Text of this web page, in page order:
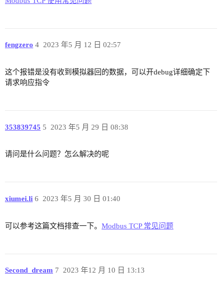
fengzero 2023 年5 月 12 日 02:57
4
这个报错是没有收到模拟器回的数据，可以开debug详细确定下
请求响应指令
353839745 2023 年5 月 29 日 08:38
5
请问是什么问题？怎么解决的呢
xiumei.li 2023 年5 月 30 日 01:40
6
可以参考这篇文档排查一下。 Modbus TCP 常见问题
Second_dream 2023 年12 月 10 日 13:13
7